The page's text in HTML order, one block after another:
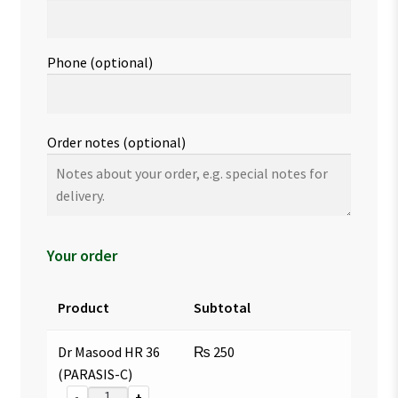
Phone (optional)
Order notes (optional)
Your order
Product Subtotal
Dr Masood HR 36
(PARASIS-C)
₨ 250